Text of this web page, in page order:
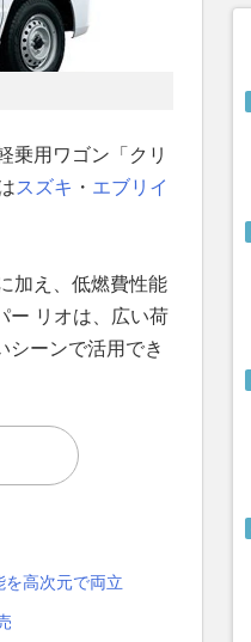
乗用ワゴン「クリ
スズキ ・ エブリイ
加え、低燃費性能
ー リオは、広い荷
シーンで活用でき
高次元で両立